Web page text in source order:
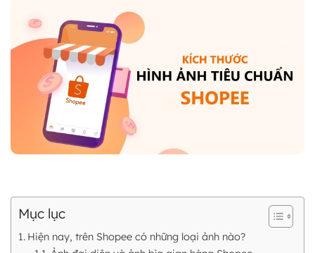
Mục lục
Hiện nay, trên Shopee có những loại ảnh nào?